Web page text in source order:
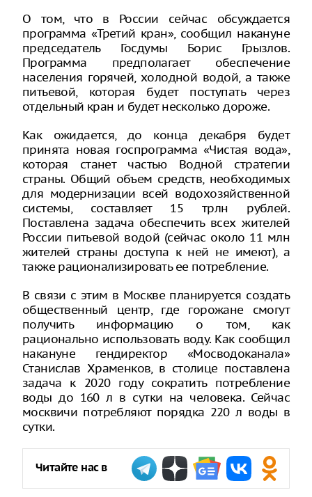
О том, что в России сейчас обсуждается
программа «Третий кран», сообщил накануне
председатель Госдумы Борис Грызлов.
Программа предполагает обеспечение
населения горячей, холодной водой, а также
питьевой, которая будет поступать через
отдельный кран и будет несколько дороже.
Как ожидается, до конца декабря будет
принята новая госпрограмма «Чистая вода»,
которая станет частью Водной стратегии
страны. Общий объем средств, необходимых
для модернизации всей водохозяйственной
системы, составляет 15 трлн рублей.
Поставлена задача обеспечить всех жителей
России питьевой водой (сейчас около 11 млн
жителей страны доступа к ней не имеют), а
также рационализировать ее потребление.
В связи с этим в Москве планируется создать
общественный центр, где горожане смогут
получить информацию о том, как
рационально использовать воду. Как сообщил
накануне гендиректор «Мосводоканала»
Станислав Храменков, в столице поставлена
задача к 2020 году сократить потребление
воды до 160 л в сутки на человека. Сейчас
москвичи потребляют порядка 220 л воды в
сутки.
Читайте нас в